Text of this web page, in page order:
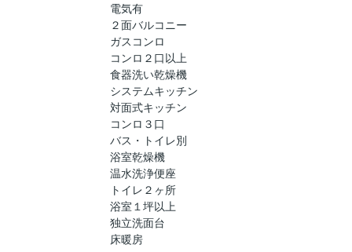
電気有
２面バルコニー
ガスコンロ
コンロ２口以上
食器洗い乾燥機
システムキッチン
対面式キッチン
コンロ３口
バス・トイレ別
浴室乾燥機
温水洗浄便座
トイレ２ヶ所
浴室１坪以上
独立洗面台
床暖房